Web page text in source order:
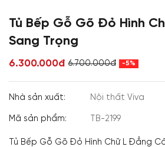
Tủ Bếp Gỗ Gõ Đỏ Hình
Sang Trọng
6.300.000đ 6.700.000đ -5%
Nhà sản xuất: Nội thất Viva
Mã sản phẩm: TB-2199
Tủ Bếp Gỗ Gõ Đỏ Hình Chữ L Đẳng